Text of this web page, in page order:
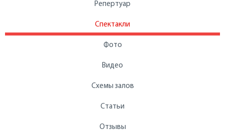
Репертуар
Спектакли
Фото
Видео
Схемы залов
Статьи
Отзывы